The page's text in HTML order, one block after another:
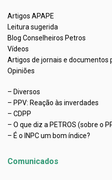
Artigos APAPE
Leitura sugerida
Blog Conselheiros Petros
Vídeos
Artigos de jornais e documentos
Opiniões
– Diversos
– PPV: Reação às inverdades
– CDPP
– O que diz a PETROS (sobre o
– É o INPC um bom índice?
Comunicados